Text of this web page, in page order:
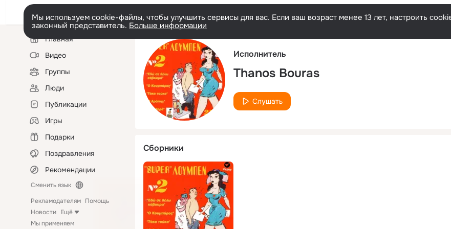
Мы используем cookie-файлы, чтобы улучшить сервисы для вас. Если ваш возраст менее 13 лет, настроить
законный представитель. Больше информации
Левая
колонкаГлавная
Видео
Группы
Люди
Публикации
Игры
Подарки
Поздравления
Рекомендации
Сменить язык
Рекламодателям Помощь
Новости Ещё
Мы применяем
Исполнитель
Thanos Bouras
Слушать
Сборники